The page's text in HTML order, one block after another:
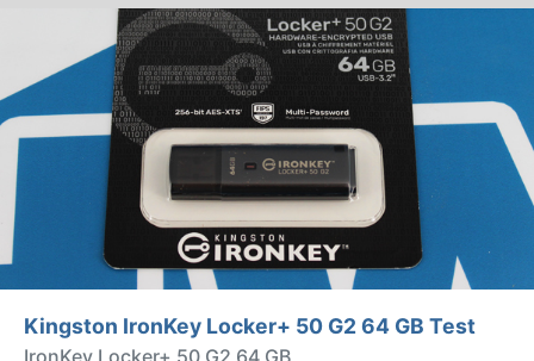
Kingston IronKey Locker+ 50 G2 64 GB Test
IronKey Locker+ 50 G2 64 GB